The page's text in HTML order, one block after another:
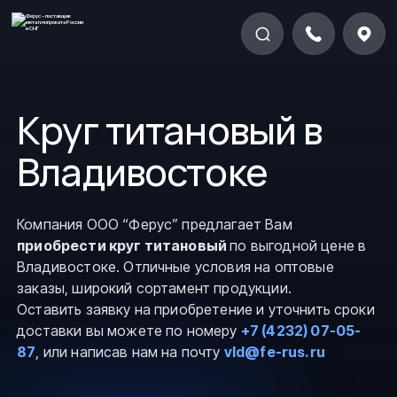
Круг титановый в
Владивостоке
Компания ООО “Ферус” предлагает Вам
приобрести круг титановыйпо выгодной цене в
Владивостоке. Отличные условия на оптовые
заказы, широкий сортамент продукции.
Оставить заявку на приобретение и уточнить сроки
доставки вы можете по номеру +7 (4232) 07-05-
87, или написав нам на почту vld@fe-rus.ru